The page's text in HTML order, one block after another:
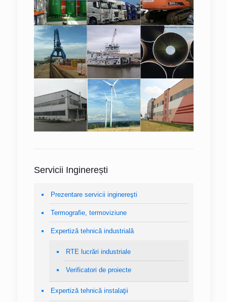
Servicii Inginerești
Prezentare servicii inginereşti
Termografie, termoviziune
Expertiză tehnică industrială
RTE lucrări industriale
Verificatori de proiecte
Expertiză tehnică instalaţii